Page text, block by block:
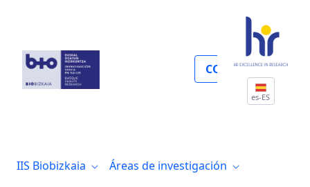
COLABORA
es-ES
IIS Biobizkaia
Áreas de investigación